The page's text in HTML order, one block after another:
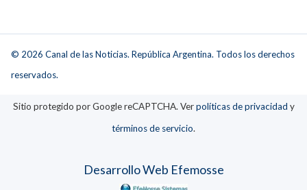
© 2026 Canal de las Noticias. República Argentina. Todos los derechos
reservados.
Sitio protegido por Google reCAPTCHA. Verpolíticas de privacidad y
términos de servicio.
Desarrollo Web Efemosse